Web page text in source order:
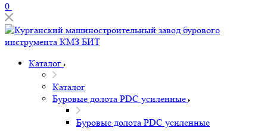
0
Каталог
Каталог
Буровые долота PDC усиленные
Буровые долота PDC усиленные